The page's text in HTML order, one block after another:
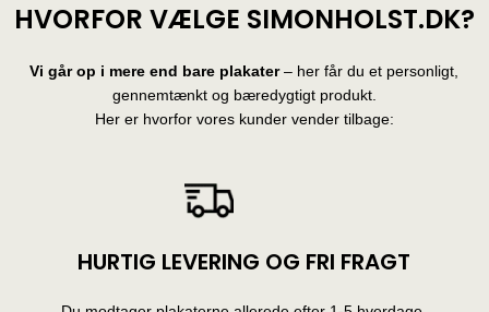
HVORFOR VÆLGE SIMONHOLST.DK?
Vi går op i mere end bare plakater– her får du et personligt,
gennemtænkt og bæredygtigt produkt.
Her er hvorfor vores kunder vender tilbage:
HURTIG LEVERING OG FRI FRAGT